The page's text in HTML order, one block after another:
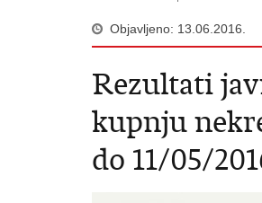
Objavljeno: 13.06.2016.
Rezultati
kupnju
do 11/05/